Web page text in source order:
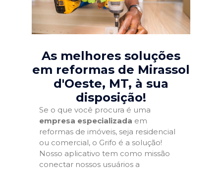
As melhores soluções
em reformas de Mirassol
d'Oeste, MT, à sua
disposição!
Se o que você procura é uma
empresa especializada em
reformas de imóveis, seja residencial
ou comercial, o Grifo é a solução!
Nosso aplicativo tem como missão
conectar nossos usuários a